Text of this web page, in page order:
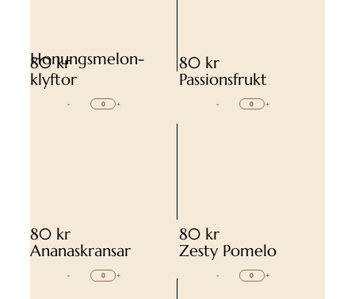
80 kr
Honungsmelon-
klyftor
- +
80 kr
Passionsfrukt
- +
80 kr
Ananaskransar
- +
80 kr
Zesty Pomelo
- +